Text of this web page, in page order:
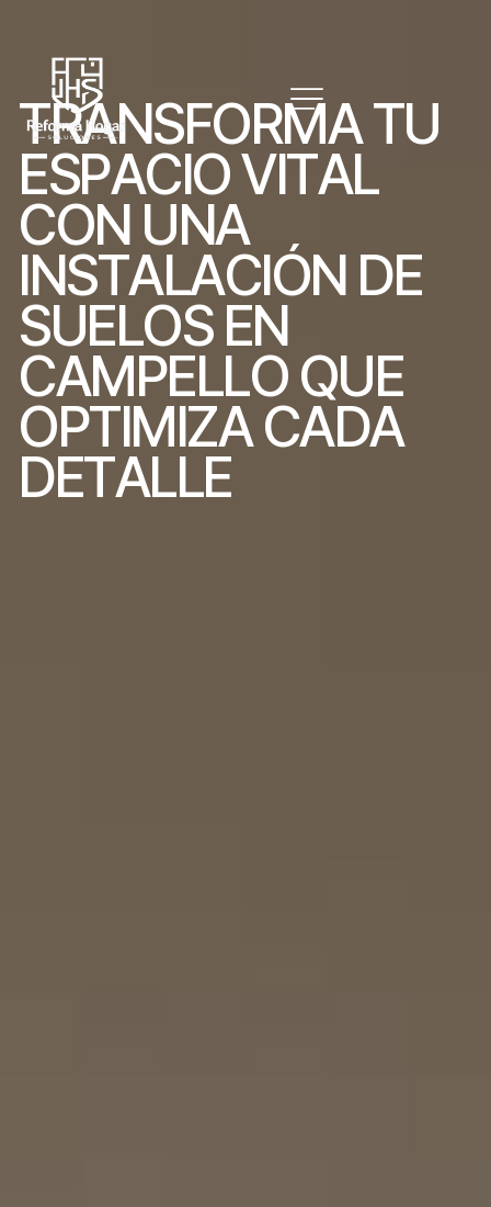
TRANSFORMATU
ESPACIOVITAL
CON UNA
INSTALACIÓN DE
SUELOS EN
CAMPELLO QUE
OPTIMIZA CADA
DETALLE